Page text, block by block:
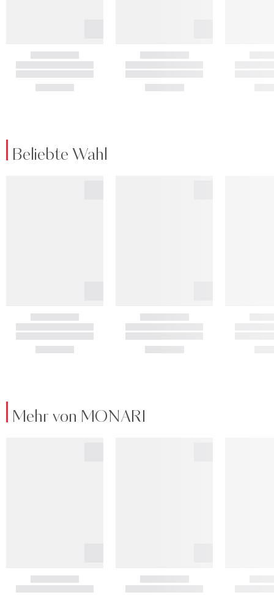
Beliebte Wahl
Mehr von MONARI